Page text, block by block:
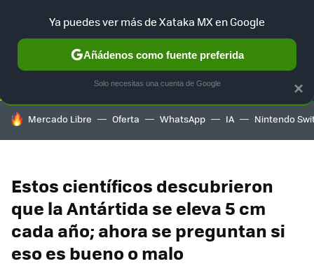
SELECCIÓN GAMING HOME AUTO TERRITORIO
HOY SE HABLA DE
Mercado Libre Oferta WhatsApp IA Nintendo
Estos científicos descubrieron
que la Antártida se eleva 5 cm
cada año; ahora se preguntan si
eso es bueno o malo
×
Ya puedes ver más de Xataka MX en Google
Añádenos como fuente preferida
Solo necesitas una cuenta de Google